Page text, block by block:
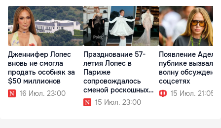
Дженнифер Лопес
вновь не смогла
продать особняк за
$50 миллионов
16 Июл. 23:00
Празднование 57-
летия Лопес в
Париже
сопровождалось
сменой роскошных
образов15 Июл. 23:00
Появление Адель
публике вызвало
волну
соцсетях
15 Июл. 21:05